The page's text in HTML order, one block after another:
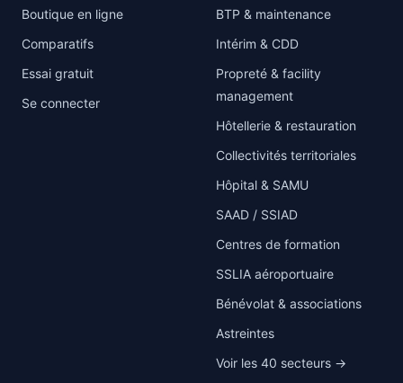
Boutique en ligne
Comparatifs
Essai gratuit
Se connecter
BTP & maintenance
Intérim & CDD
Propreté & facility
management
Hôtellerie & restauration
Collectivités territoriales
Hôpital & SAMU
SAAD / SSIAD
Centres de formation
SSLIA aéroportuaire
Bénévolat & associations
Astreintes
Voir les 40 secteurs →